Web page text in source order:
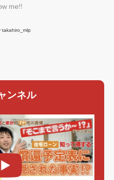
me!!
takahiro_mlp
ンネル